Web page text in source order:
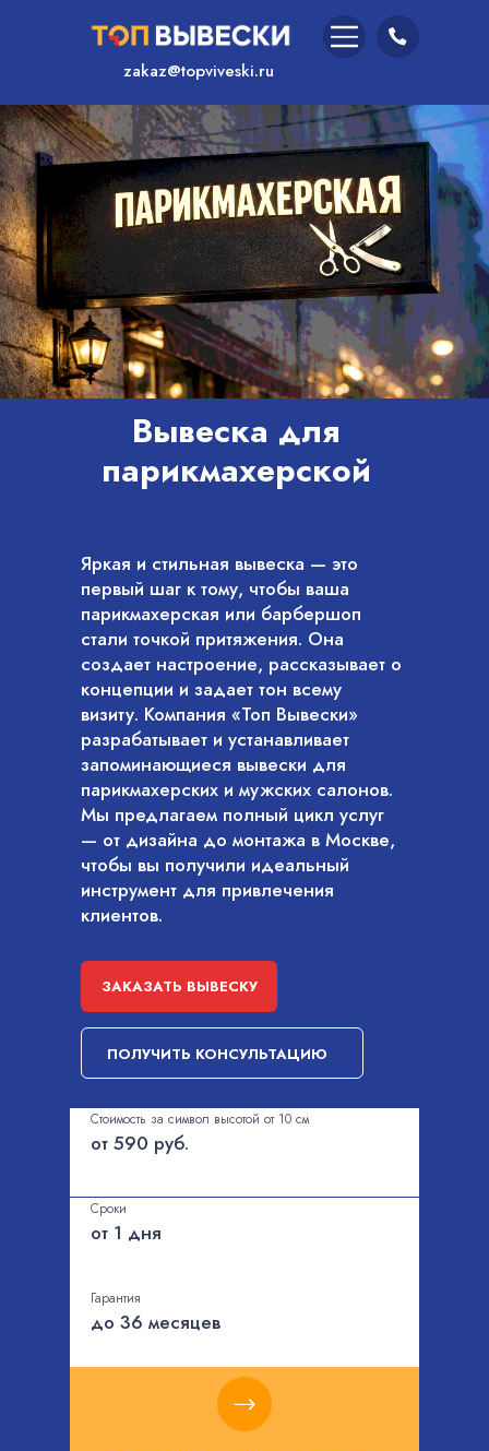
zakaz@topviveski.ru
Главная / Услуги
/
Вывеска для
парикмахерской
Яркая и стильная вывеска — это
первый шаг к тому, чтобы ваша
парикмахерская или барбершоп
стали точкой притяжения. Она
создает настроение, рассказывает о
концепции и задает тон всему
визиту. Компания «Топ Вывески»
разрабатывает и устанавливает
запоминающиеся вывески для
парикмахерских и мужских салонов.
Мы предлагаем полный цикл услуг
— от дизайна до монтажа в Москве,
чтобы вы получили идеальный
инструмент для привлечения
клиентов.
ЗАКАЗАТЬ ВЫВЕСКУ
ПОЛУЧИТЬ КОНСУЛЬТАЦИЮ
от 590 руб.
Стоимость за символ высотой от 10 см
от 1 дня
Сроки
Гарантия
до 36 месяцев